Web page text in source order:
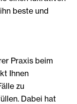
beste und
Praxis beim
Ihnen
zu
Dabei hat